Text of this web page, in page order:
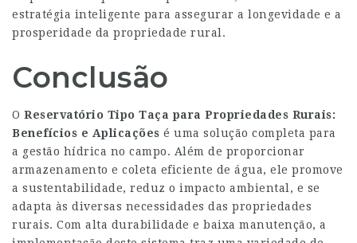
estratégia inteligente para assegurar a longevidade e a
prosperidade da propriedade rural.
Conclusão
O Reservatório Tipo Taça para Propriedades Rurais:
Benefícios e Aplicações é uma solução completa para
a gestão hídrica no campo. Além de proporcionar
armazenamento e coleta eficiente de água, ele promove
a sustentabilidade, reduz o impacto ambiental, e se
adapta às diversas necessidades das propriedades
rurais. Com alta durabilidade e baixa manutenção, a